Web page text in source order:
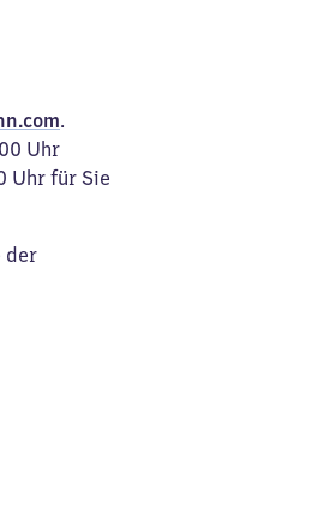
.
Uhr
Uhr für Sie
der